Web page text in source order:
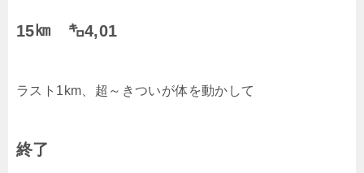
15㎞ ㌔4,01
ラスト1km、超～きついが体を動かして
終了